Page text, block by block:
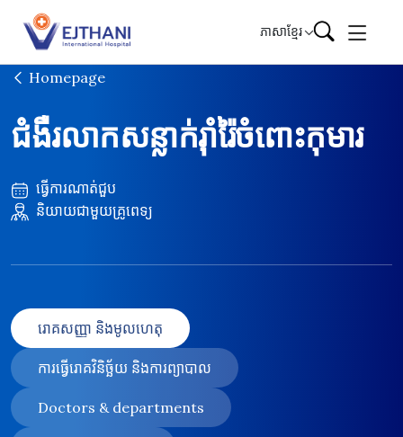
Skip to content
ភាសាខ្មែរ
Homepage
ជំងឺរលាកសន្លាក់រ៉ាំរ៉ៃចំពោះកុមារ
ធ្វើការណាត់ជួប
និយាយជាមួយគ្រូពេទ្យ
រោគសញ្ញា និងមូលហេតុ
ការធ្វើរោគវិនិច្ឆ័យ និងការព្យាបាល
Doctors & departments